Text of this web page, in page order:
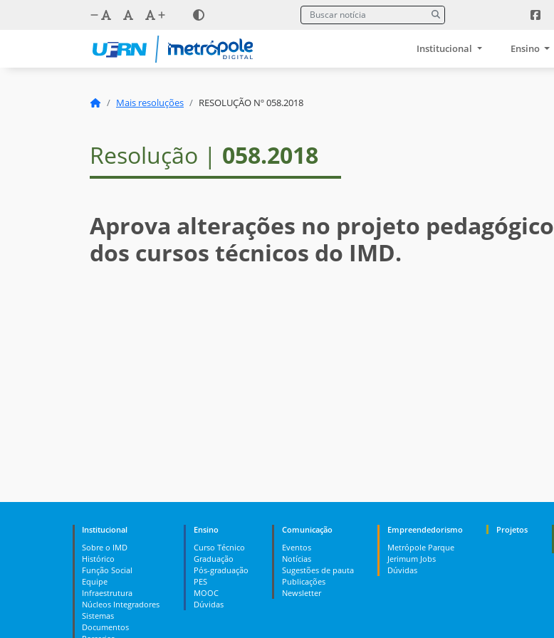
Institucional Ensino
Mais resoluções RESOLUÇÃO Nº 058.2018
Resolução | 058.2018
Aprova alterações no projeto pedagógico
dos cursos técnicos do IMD.
Institucional
Sobre o IMD
Histórico
Função Social
Equipe
Infraestrutura
Núcleos Integradores
Sistemas
Documentos
Ensino
Curso Técnico
Graduação
Pós-graduação
PES
MOOC
Dúvidas
Comunicação
Eventos
Notícias
Sugestões de pauta
Publicações
Newsletter
Empreendedorismo
Metrópole Parque
Jerimum Jobs
Dúvidas
Projetos